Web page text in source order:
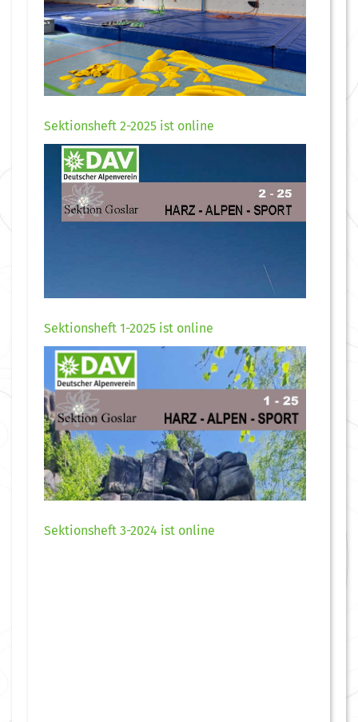
Sektionsheft 2-2025 ist online
Sektionsheft 1-2025 ist online
Sektionsheft 3-2024 ist online